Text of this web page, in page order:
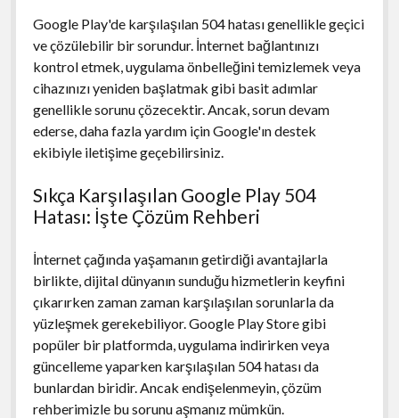
Google Play'de karşılaşılan 504 hatası genellikle geçici
ve çözülebilir bir sorundur. İnternet bağlantınızı
kontrol etmek, uygulama önbelleğini temizlemek veya
cihazınızı yeniden başlatmak gibi basit adımlar
genellikle sorunu çözecektir. Ancak, sorun devam
ederse, daha fazla yardım için Google'ın destek
ekibiyle iletişime geçebilirsiniz.
Sıkça Karşılaşılan Google Play 504
Hatası: İşte Çözüm Rehberi
İnternet çağında yaşamanın getirdiği avantajlarla
birlikte, dijital dünyanın sunduğu hizmetlerin keyfini
çıkarırken zaman zaman karşılaşılan sorunlarla da
yüzleşmek gerekebiliyor. Google Play Store gibi
popüler bir platformda, uygulama indirirken veya
güncelleme yaparken karşılaşılan 504 hatası da
bunlardan biridir. Ancak endişelenmeyin, çözüm
rehberimizle bu sorunu aşmanız mümkün.